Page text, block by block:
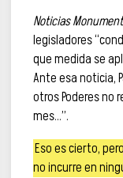
Noticias
legisladores
que medida se
Ante esa noticia,
otros Poderes no
mes…”.
Eso es cierto,
no incurre en